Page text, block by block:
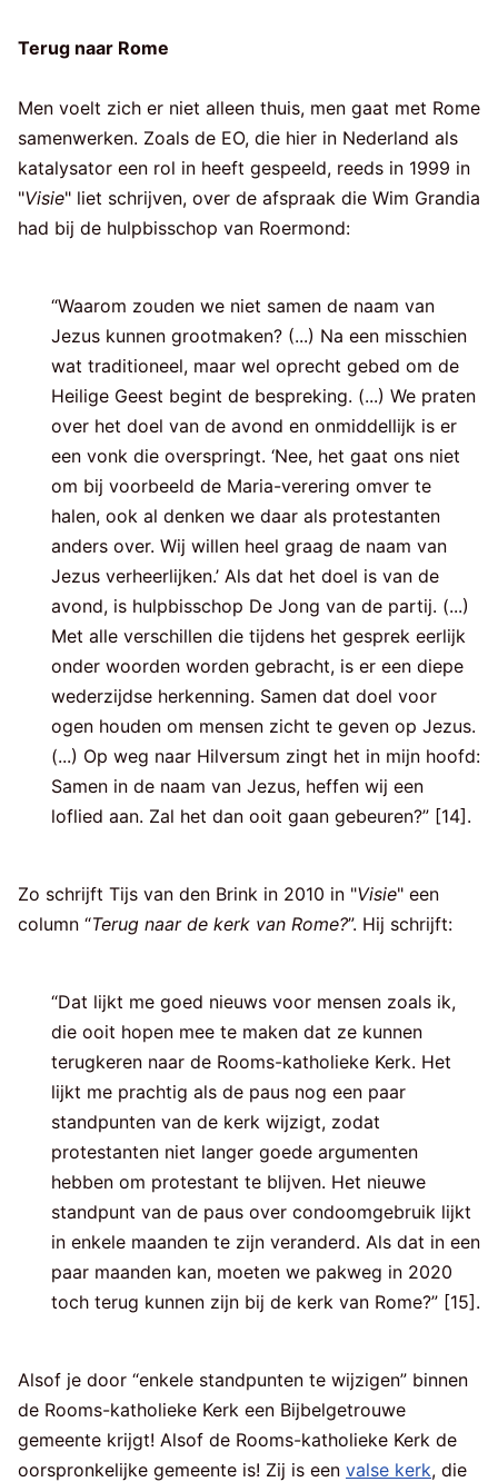
Terug naar Rome
Men voelt zich er niet alleen thuis, men gaat met Rome
samenwerken. Zoals de EO, die hier in Nederland als
katalysator een rol in heeft gespeeld, reeds in 1999 in
"Visie" liet schrijven, over de afspraak die Wim Grandia
had bij de hulpbisschop van Roermond:
“Waarom zouden we niet samen de naam van
Jezus kunnen grootmaken? (...) Na een misschien
wat traditioneel, maar wel oprecht gebed om de
Heilige Geest begint de bespreking. (...) We praten
over het doel van de avond en onmiddellijk is er
een vonk die overspringt. ‘Nee, het gaat ons niet
om bij voorbeeld de Maria-verering omver te
halen, ook al denken we daar als protestanten
anders over. Wij willen heel graag de naam van
Jezus verheerlijken.’ Als dat het doel is van de
avond, is hulpbisschop De Jong van de partij. (...)
Met alle verschillen die tijdens het gesprek eerlijk
onder woorden worden gebracht, is er een diepe
wederzijdse herkenning. Samen dat doel voor
ogen houden om mensen zicht te geven op Jezus.
(...) Op weg naar Hilversum zingt het in mijn hoofd:
Samen in de naam van Jezus, heffen wij een
loflied aan. Zal het dan ooit gaan gebeuren?” [14].
Zo schrijft Tijs van den Brink in 2010 in "Visie" een
column “Terug naar de kerk van Rome?”. Hij schrijft:
“Dat lijkt me goed nieuws voor mensen zoals ik,
die ooit hopen mee te maken dat ze kunnen
terugkeren naar de Rooms-katholieke Kerk. Het
lijkt me prachtig als de paus nog een paar
standpunten van de kerk wijzigt, zodat
protestanten niet langer goede argumenten
hebben om protestant te blijven. Het nieuwe
standpunt van de paus over condoomgebruik lijkt
in enkele maanden te zijn veranderd. Als dat in een
paar maanden kan, moeten we pakweg in 2020
toch terug kunnen zijn bij de kerk van Rome?” [15].
Alsof je door “enkele standpunten te wijzigen” binnen
de Rooms-katholieke Kerk een Bijbelgetrouwe
gemeente krijgt! Alsof de Rooms-katholieke Kerk de
oorspronkelijke gemeente is! Zij is een valse kerk, die